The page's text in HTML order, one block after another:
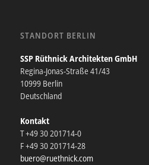
STANDORT BERLIN
SSP Rüthnick Architekten GmbH
Regina-Jonas-Straße 41/43
10999 Berlin
Deutschland
Kontakt
T +49 30 201714-0
F +49 30 201714-28
buero@ruethnick.com